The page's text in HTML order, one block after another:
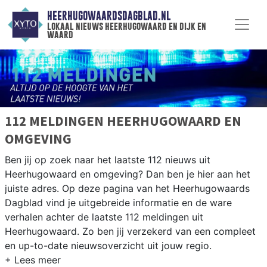
HEERHUGOWAARDSDAGBLAD.NL
lokaal nieuws heerhugowaard en dijk en
waard
112 MELDINGEN HEERHUGOWAARD EN
OMGEVING
Ben jij op zoek naar het laatste 112 nieuws uit
Heerhugowaard en omgeving? Dan ben je hier aan het
juiste adres. Op deze pagina van het Heerhugowaards
Dagblad vind je uitgebreide informatie en de ware
verhalen achter de laatste 112 meldingen uit
Heerhugowaard. Zo ben jij verzekerd van een compleet
en up-to-date nieuwsoverzicht uit jouw regio.